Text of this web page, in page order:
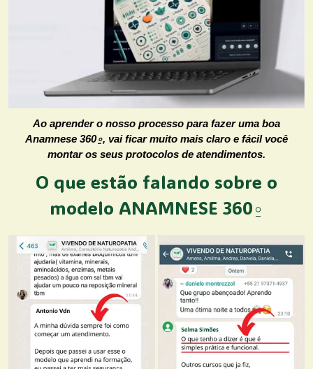
Ao aprender o nosso processo para fazer uma boa
Anamnese 360⍛, vai ficar muito mais claro e fácil você
montar os seus protocolos de atendimentos.
O que estão falando sobre o
modelo ANAMNESE 360⍛